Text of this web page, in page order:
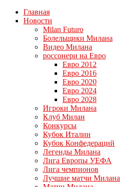
Главная
Новости
Milan Futuro
Болельщики Милана
Видео Милана
россонери на Евро
Евро 2012
Евро 2016
Евро 2020
Евро 2024
Евро 2028
Игроки Милана
Клуб Милан
Конкурсы
Кубок Италии
Кубок Конфедераций
Легенды Милана
Лига Европы УЕФА
Лига чемпионов
Лучшие матчи Милана